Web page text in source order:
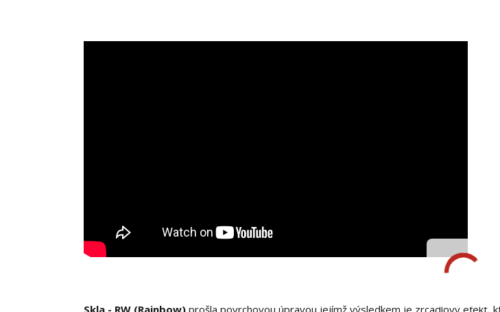
Skla - RW (Rainbow) prošla povrchovou úpravou jejímž výsledkem je zrcadlový efekt,